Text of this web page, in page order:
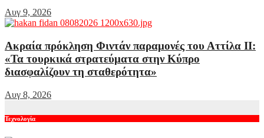
Αυγ 9, 2026
Ακραία πρόκληση Φιντάν παραμονές του Αττίλα ΙΙ:
«Τα τουρκικά στρατεύματα στην Κύπρο
διασφαλίζουν τη σταθερότητα»
Αυγ 8, 2026
Τεχνολογία